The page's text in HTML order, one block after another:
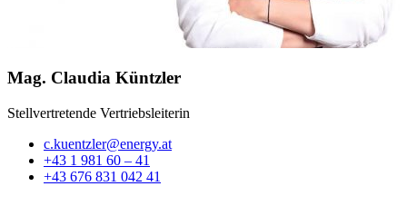
Mag. Claudia Küntzler
Stellvertretende Vertriebsleiterin
c.kuentzler@energy.at
+43 1 981 60 – 41
+43 676 831 042 41